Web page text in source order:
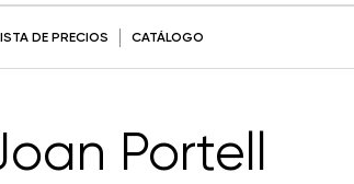
DE PRECIOS CATÁLOGO
Portell